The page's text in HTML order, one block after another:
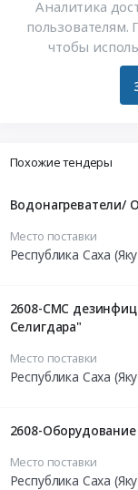
Аналитика
чтобы
Похожие тендеры
Водонагреватели/
Место поставки
Республика Саха
2608-СМС
Селигдара"
Место поставки
Республика Саха
2608-
Место поставки
Республика Саха